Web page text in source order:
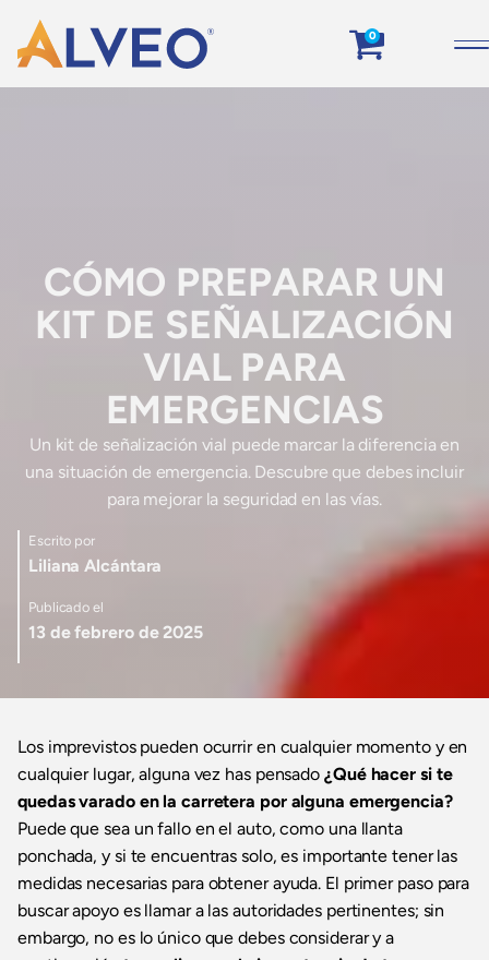
0
CÓMO PREPARAR UN
KIT DE SEÑALIZACIÓN
VIAL PARA
EMERGENCIAS
Un kit de señalización vial puede marcar la diferencia en
una situación de emergencia. Descubre que debes incluir
para mejorar la seguridad en las vías.
Escrito por
Liliana Alcántara
Publicado el
13 de febrero de 2025
Los imprevistos pueden ocurrir en cualquier momento y en
cualquier lugar, alguna vez has pensado ¿Qué hacer si te
quedas varado en la carretera por alguna emergencia?
Puede que sea un fallo en el auto, como una llanta
ponchada, y si te encuentras solo, es importante tener las
medidas necesarias para obtener ayuda. El primer paso para
buscar apoyo es llamar a las autoridades pertinentes; sin
embargo, no es lo único que debes considerar y a